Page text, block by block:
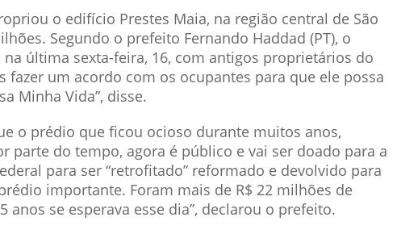
o edifício Prestes Maia, na região central de São
Segundo o prefeito Fernando Haddad (PT), o
última sexta-feira, 16, com antigos proprietários do
fazer um acordo com os ocupantes para que ele possa
Minha Vida”, disse.
o prédio que ficou ocioso durante muitos anos,
parte do tempo, agora é público e vai ser doado para a
para ser “retrofitado” reformado e devolvido para
importante. Foram mais de R$ 22 milhões de
anos se esperava esse dia”, declarou o prefeito.